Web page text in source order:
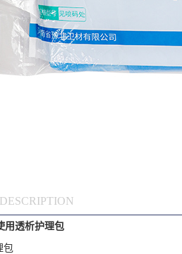
用透析护理包
包